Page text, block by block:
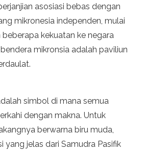
asosiasi bebas dengan
mikronesia independen, mulai
kekuatan ke negara
mikronsia adalah paviliun
simbol di mana semua
dengan makna. Untuk
berwarna biru muda,
yang jelas dari Samudra Pasifik